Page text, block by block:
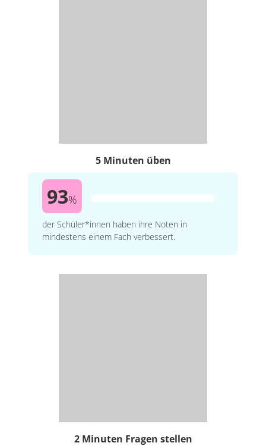
5 Minuten üben
93%
der Schüler*innen haben ihre Noten in
mindestens einem Fach verbessert.
2 Minuten Fragen stellen